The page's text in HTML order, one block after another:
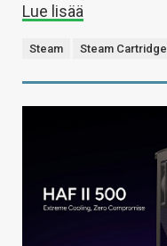
Lue lisää
Steam Steam Cartridge